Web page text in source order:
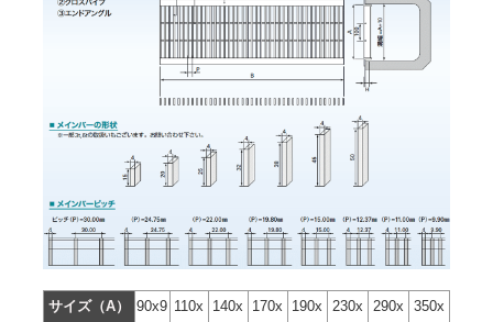
サイズ（A）
90x9 110x
140x
170x
190x
230x
290x
350x